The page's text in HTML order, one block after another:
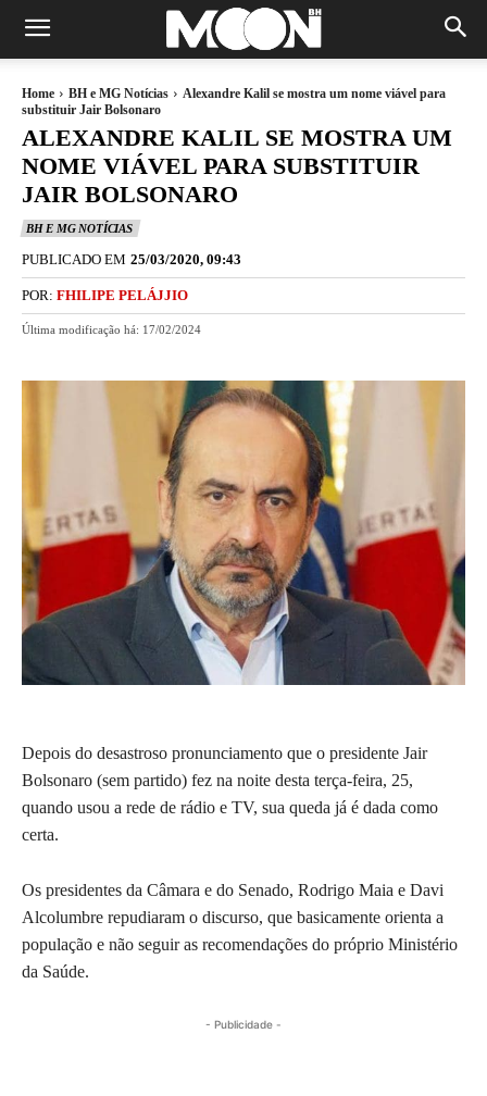
Home BH e MG Notícias
Alexandre Kalil se mostra um nome viável para
substituir Jair Bolsonaro
ALEXANDRE KALIL SE MOSTRA UM
NOME VIÁVEL PARA SUBSTITUIR
JAIR BOLSONARO
BH E MG NOTÍCIAS
PUBLICADO EM 25/03/2020, 09:43
POR: FHILIPE PELÁJJIO
Última modificação há: 17/02/2024
Depois do desastroso pronunciamento que o presidente Jair
Bolsonaro (sem partido) fez na noite desta terça-feira, 25,
quando usou a rede de rádio e TV, sua queda já é dada como
certa.
Os presidentes da Câmara e do Senado, Rodrigo Maia e Davi
Alcolumbre repudiaram o discurso, que basicamente orienta a
população e não seguir as recomendações do próprio Ministério
da Saúde.
- Publicidade -